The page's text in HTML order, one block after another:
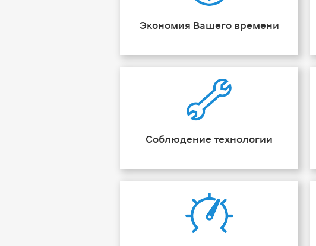
Экономия Вашего времени
Соблюдение технологии